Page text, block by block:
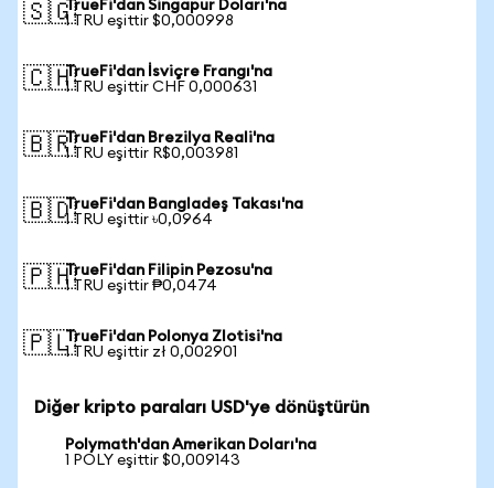
🇸🇬TrueFi'dan Singapur Doları'na
1 TRU eşittir $0,000998
🇨🇭TrueFi'dan İsviçre Frangı'na
1 TRU eşittir CHF 0,000631
🇧🇷TrueFi'dan Brezilya Reali'na
1 TRU eşittir R$0,003981
🇧🇩TrueFi'dan Bangladeş Takası'na
1 TRU eşittir ৳0,0964
🇵🇭TrueFi'dan Filipin Pezosu'na
1 TRU eşittir ₱0,0474
🇵🇱TrueFi'dan Polonya Zlotisi'na
1 TRU eşittir zł 0,002901
Diğer kripto paraları USD'ye dönüştürün
Polymath'dan Amerikan Doları'na
1 POLY eşittir $0,009143